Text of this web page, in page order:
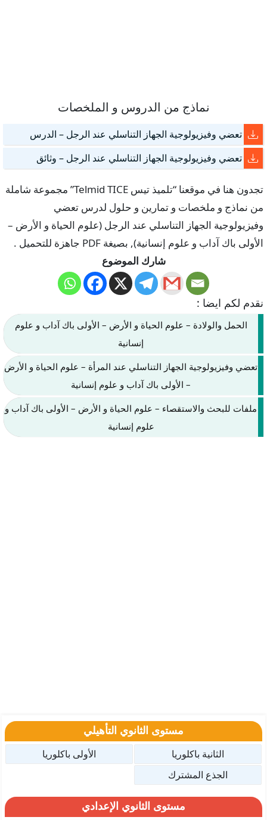
نماذج من الدروس و الملخصات
تعضي وفيزيولوجية الجهاز التناسلي عند الرجل – الدرس
تعضي وفيزيولوجية الجهاز التناسلي عند الرجل – وثائق
تجدون هنا في موقعنا “تلميذ تيس Telmid TICE” مجموعة شاملة
من نماذج و ملخصات و تمارين و حلول لدرس تعضي
وفيزيولوجية الجهاز التناسلي عند الرجل (علوم الحياة و الأرض –
الأولى باك آداب و علوم إنسانية), بصيغة PDF جاهزة للتحميل .
شارك الموضوع
نقدم لكم ايضا :
الحمل والولادة – علوم الحياة و الأرض – الأولى باك آداب و علوم
إنسانية
تعضي وفيزيولوجية الجهاز التناسلي عند المرأة – علوم الحياة و الأرض
– الأولى باك آداب و علوم إنسانية
ملفات للبحث والاستقصاء – علوم الحياة و الأرض – الأولى باك آداب و
علوم إنسانية
مستوى الثانوي التأهيلي
الثانية باكلوريا
الأولى باكلوريا
الجذع المشترك
مستوى الثانوي الإعدادي